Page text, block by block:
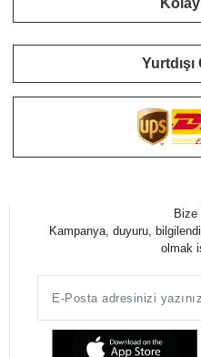
Bize
Kampanya, duyuru,
olmak